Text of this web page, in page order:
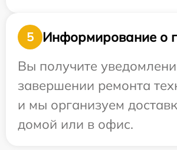
5
Информирование о
Вы получите
завершении ремонта
и мы организуем
домой или в офис.